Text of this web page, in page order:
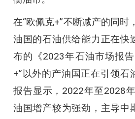
在“欧佩克+”不断减产的同时
油国的石油供给能力正在快
布的《2023年石油市场报
+”以外的产油国正在引领石
报告显示，2022年至2028
油国增产较为强劲，主导中